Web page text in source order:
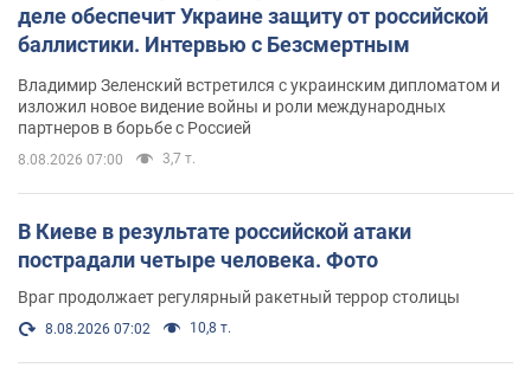
деле обеспечит Украине защиту от российской
баллистики. Интервью с Безсмертным
Владимир Зеленский встретился с украинским дипломатом и
изложил новое видение войны и роли международных
партнеров в борьбе с Россией
8.08.2026 07:00 3,7 т.
В Киеве в результате российской атаки
пострадали четыре человека. Фото
Враг продолжает регулярный ракетный террор столицы
8.08.2026 07:02 10,8 т.